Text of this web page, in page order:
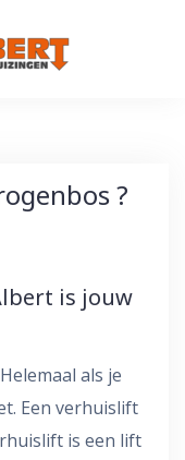
?
is jouw
als je
Een verhuislift
is een lift